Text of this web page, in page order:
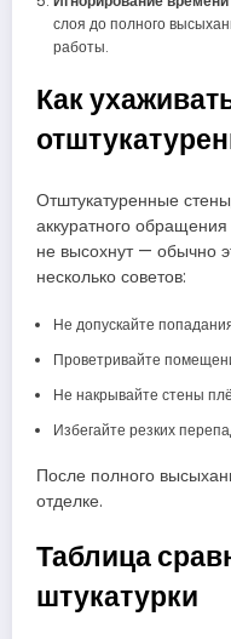
слоя до полного
работы.
Как
Отштукатуренные
аккуратного
не высохнут — обычно
несколько советов:
Не допускайте
Проветривайте
Не накрывайте стены
Избегайте резких
После полного
отделке.
Таблица
штукатурки